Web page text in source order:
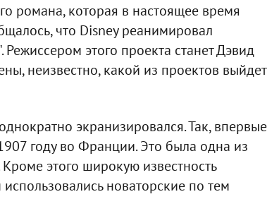
романа, которая в настоящее время
что Disney реанимировал
этого проекта станет Дэвид
неизвестно, какой из проектов выйдет
экранизировался. Так, впервые
году во Франции. Это была одна из
этого широкую известность
новаторские по тем